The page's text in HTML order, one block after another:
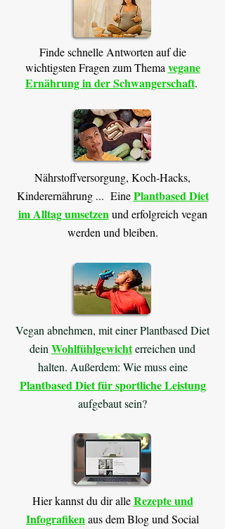
Finde schnelle Antworten auf die
wichtigsten Fragen zum Thema vegane
Ernährung in der Schwangerschaft. ​
Nährstoffversorgung, Koch-Hacks,
Kinderernährung ... EinePlantbased Diet
im Alltag umsetzen und erfolgreich vegan
werden und bleiben.
Vegan abnehmen, mit einer Plantbased Diet
dein Wohlfühlgewichterreichen und
halten. Außerdem: Wie muss eine
Plantbased Diet für sportliche Leistung
aufgebaut sein?
Hier kannst du dir alleRezepte und
Infografikenaus dem Blog und Social